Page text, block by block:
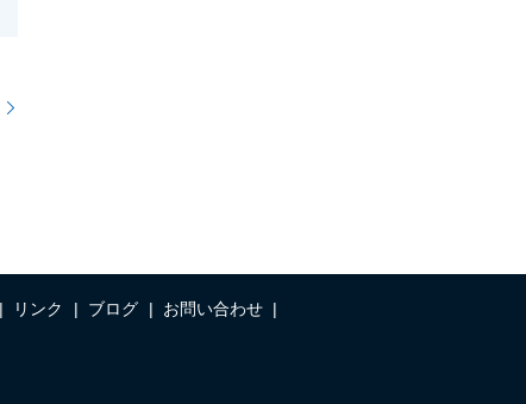
リンク ブログ
お問い合わせ